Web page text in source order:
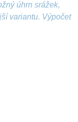
úhrn srážek,
variantu. Výpočet